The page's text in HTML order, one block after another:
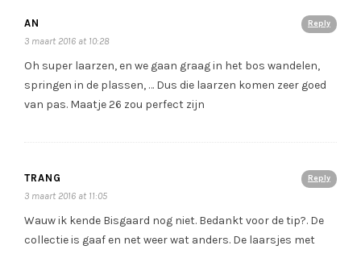
Reply
AN
3 maart 2016 at 10:28
Oh super laarzen, en we gaan graag in het bos wandelen,
springen in de plassen, … Dus die laarzen komen zeer goed
van pas. Maatje 26 zou perfect zijn
Reply
TRANG
3 maart 2016 at 11:05
Wauw ik kende Bisgaard nog niet. Bedankt voor de tip?. De
collectie is gaaf en net weer wat anders. De laarsjes met